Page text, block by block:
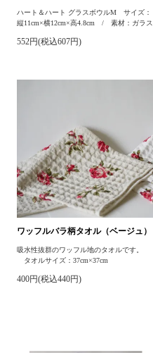
ハート＆ハート グラスボウルM サイズ：
縦11cm×横12cm×高4.8cm / 素材：ガラス
552円(税込607円)
ワッフルバラ柄タオル（ベージュ）
吸水性抜群のワッフル地のタオルです。
タオルサイズ：37cm×37cm
400円(税込440円)